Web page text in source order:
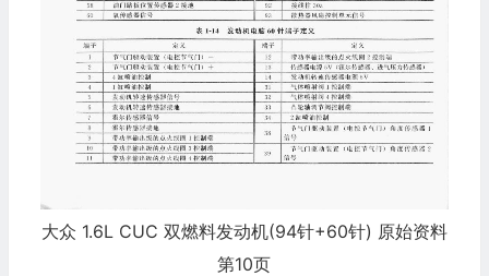
大众 1.6L CUC 双燃料发动机(94针+60针) 原始资料
第10页